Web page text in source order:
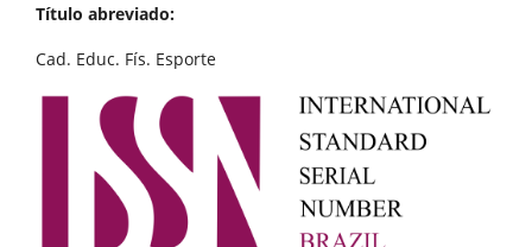
Título abreviado:
Cad. Educ. Fís. Esporte